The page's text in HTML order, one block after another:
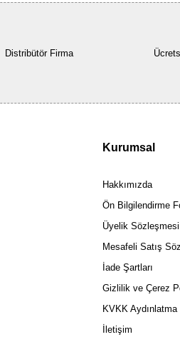
Distribütör Firma
Kurumsal
Hakkımızda
Ön Bilgilendirme
Üyelik Sözleşmesi
Mesafeli Satış
İade Şartları
Gizlilik ve Çerez
KVKK Aydınlatma
İletişim